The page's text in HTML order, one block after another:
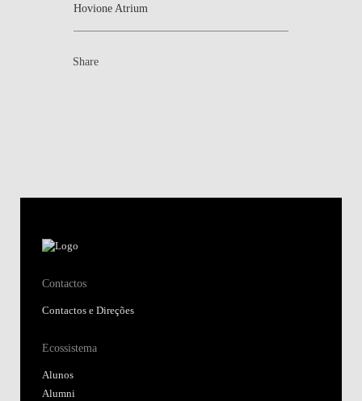
Hovione Atrium
Share
Contactos
Contactos e Direções
Ecossistema
Alunos
Alumni